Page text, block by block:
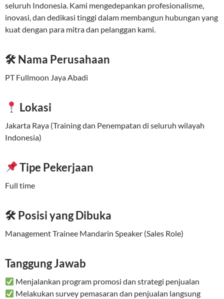
seluruh Indonesia. Kami mengedepankan profesionalisme,
inovasi, dan dedikasi tinggi dalam membangun hubungan yang
kuat dengan para mitra dan pelanggan kami.
🛠 Nama Perusahaan
PT Fullmoon Jaya Abadi
Lokasi
Jakarta Raya (Training dan Penempatan di seluruh wilayah
Indonesia)
Tipe Pekerjaan
Full time
🛠 Posisi yang Dibuka
Management Trainee Mandarin Speaker (Sales Role)
Tanggung Jawab
Menjalankan program promosi dan strategi penjualan
Melakukan survey pemasaran dan penjualan langsung